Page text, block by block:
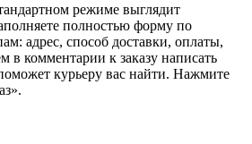
режиме выглядит
полностью форму по
адрес, способ доставки, оплаты,
в комментарии к заказу написать
курьеру вас найти. Нажмите